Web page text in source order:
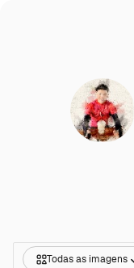
Todas as imagens